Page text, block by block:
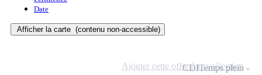
Date
Afficher la carte (contenu non-accessible)
CDITemps plein
Ajouter cette offre à ma sélection